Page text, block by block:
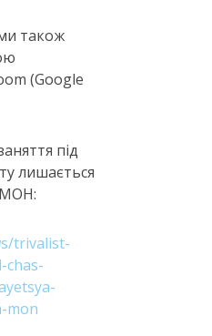
також
(Google
під
лишається
МОН:
trivalist-
chas-
mon